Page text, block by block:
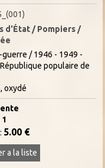
d'État / Pompiers /
/ 1946 - 1949 -
populaire de
oxydé
1
5.00 €
a la liste